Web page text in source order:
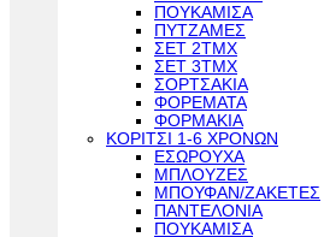
ΠΟΥΚΑΜΙΣΑ
ΠΥΤΖΑΜΕΣ
ΣΕΤ 2ΤΜΧ
ΣΕΤ 3ΤΜΧ
ΣΟΡΤΣΑΚΙΑ
ΦΟΡΕΜΑΤΑ
ΦΟΡΜΑΚΙΑ
ΚΟΡΙΤΣΙ 1-6 ΧΡΟΝΩΝ
ΕΣΩΡΟΥΧΑ
ΜΠΛΟΥΖΕΣ
ΜΠΟΥΦΑΝ/ΖΑΚΕΤΕΣ
ΠΑΝΤΕΛΟΝΙΑ
ΠΟΥΚΑΜΙΣΑ